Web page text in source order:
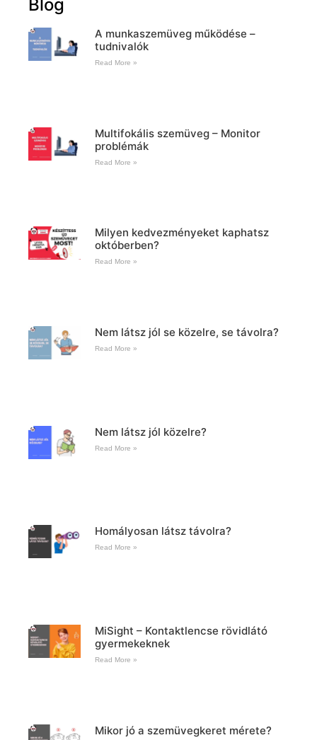
Blog
A munkaszemüveg működése –
tudnivalók
Read More »
Multifokális szemüveg – Monitor
problémák
Read More »
Milyen kedvezményeket kaphatsz
októberben?
Read More »
Nem látsz jól se közelre, se távolra?
Read More »
Nem látsz jól közelre?
Read More »
Homályosan látsz távolra?
Read More »
MiSight – Kontaktlencse rövidlátó
gyermekeknek
Read More »
Mikor jó a szemüvegkeret mérete?